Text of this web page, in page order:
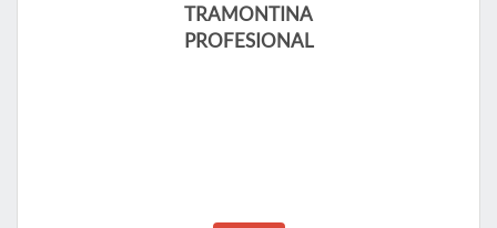
TRAMONTINA
PROFESIONAL